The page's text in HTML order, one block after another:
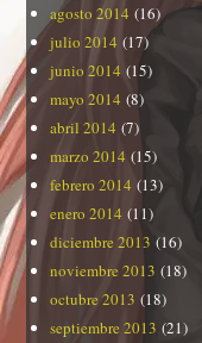
agosto 2014 (16)
julio 2014 (17)
junio 2014 (15)
mayo 2014 (8)
abril 2014 (7)
marzo 2014 (15)
febrero 2014 (13)
enero 2014 (11)
diciembre 2013 (16)
noviembre 2013 (18)
octubre 2013 (18)
septiembre 2013 (21)